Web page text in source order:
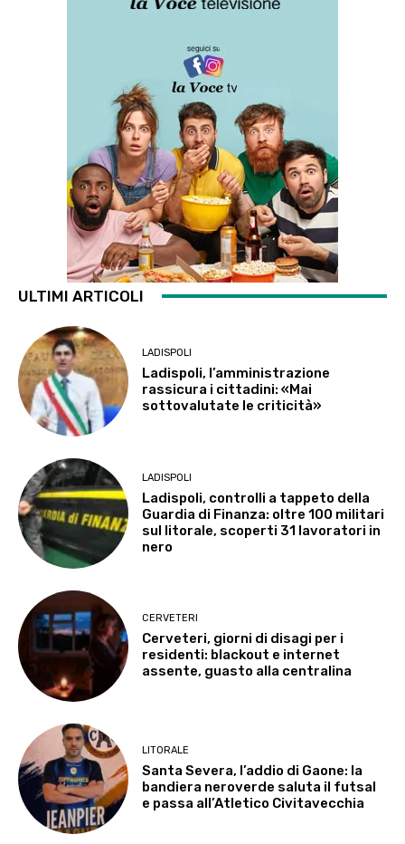
ULTIMI ARTICOLI
LADISPOLI
Ladispoli, l’amministrazione
rassicura i cittadini: «Mai
sottovalutate le criticità»
LADISPOLI
Ladispoli, controlli a tappeto della
Guardia di Finanza: oltre 100 militari
sul litorale, scoperti 31 lavoratori in
nero
CERVETERI
Cerveteri, giorni di disagi per i
residenti: blackout e internet
assente, guasto alla centralina
LITORALE
Santa Severa, l’addio di Gaone: la
bandiera neroverde saluta il futsal
e passa all’Atletico Civitavecchia